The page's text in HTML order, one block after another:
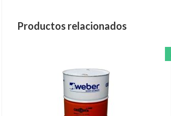
Productos relacionados